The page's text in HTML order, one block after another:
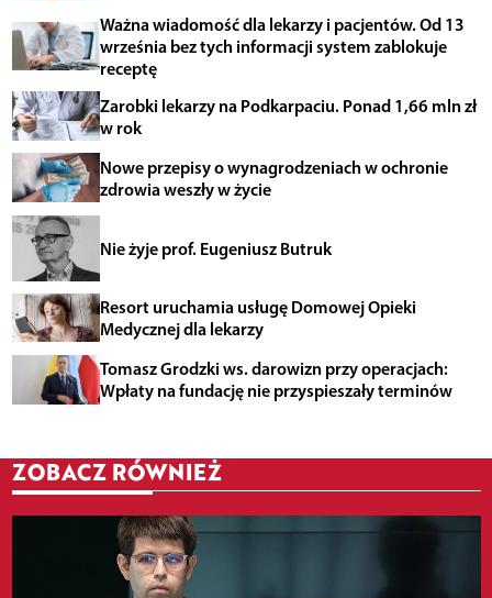
Ważna wiadomość dla lekarzy i pacjentów. Od 13
września bez tych informacji system zablokuje
receptę
Zarobki lekarzy na Podkarpaciu. Ponad 1,66 mln zł
w rok
Nowe przepisy o wynagrodzeniach w ochronie
zdrowia weszły w życie
Nie żyje prof. Eugeniusz Butruk
Resort uruchamia usługę Domowej Opieki
Medycznej dla lekarzy
Tomasz Grodzki ws. darowizn przy operacjach:
Wpłaty na fundację nie przyspieszały terminów
ZOBACZ RÓWNIEŻ